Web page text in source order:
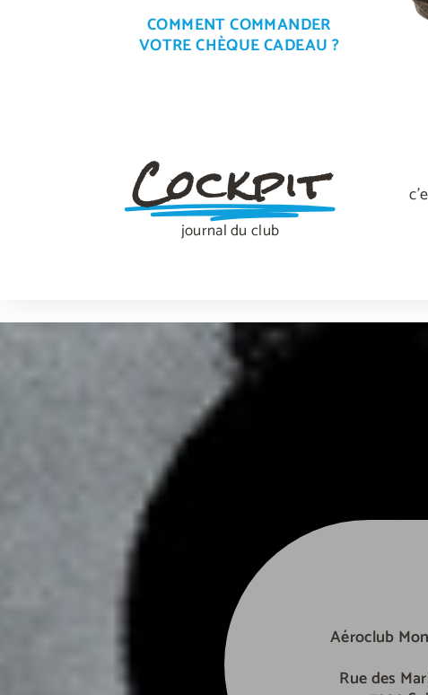
COMMENT COMMANDER
VOTRE CHÈQUE CADEAU ?
Cockpit
journal du club
Aéroclub
Rue des